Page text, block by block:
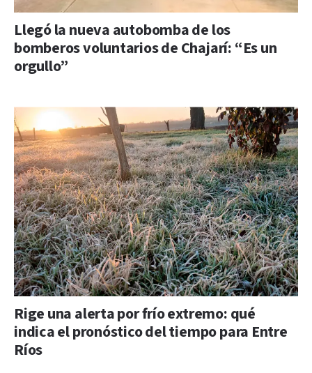
Llegó la nueva autobomba de los
bomberos voluntarios de Chajarí: “Es un
orgullo”
Rige una alerta por frío extremo: qué
indica el pronóstico del tiempo para Entre
Ríos